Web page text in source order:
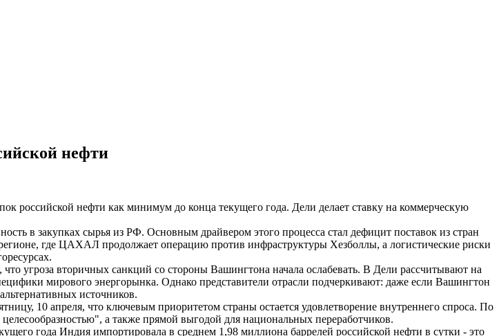
нефти
российской нефти как минимум до конца текущего года. Дели делает ставку на коммерческую
в закупках сырья из РФ. Основным драйвером этого процесса стал дефицит поставок из стран
где ЦАХАЛ продолжает операцию против инфраструктуры Хезболлы, а логистические риски
угроза вторичных санкций со стороны Вашингтона начала ослабевать. В Дели рассчитывают на
мирового энергорынка. Однако представители отрасли подчеркивают: даже если Вашингтон
источников.
10 апреля, что ключевым приоритетом страны остается удовлетворение внутреннего спроса. По
а также прямой выгодой для национальных переработчиков.
года Индия импортировала в среднем 1,98 миллиона баррелей российской нефти в сутки - это